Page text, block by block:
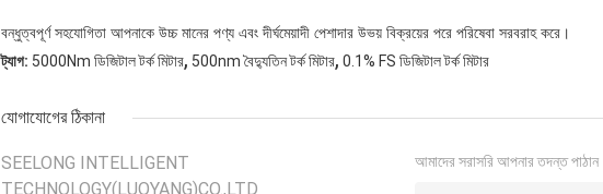
বন্ধুত্বপূর্ণ সহযোগিতা আপনাকে উচ্চ মানের পণ্য এবং দীর্ঘমেয়াদী পেশাদার উভয় বিক্রয়ের পরে পরিষেবা সরবরাহ করে।
ট্যাগ: 5000Nm ডিজিটাল টর্ক মিটার, 500nm বৈদ্যুতিন টর্ক মিটার, 0.1% FS ডিজিটাল টর্ক মিটার
যোগাযোগের ঠিকানা
SEELONG INTELLIGENT
TECHNOLOGY(LUOYANG)CO.,LTD
আমাদের সরাসরি আপনার তদন্ত পাঠান